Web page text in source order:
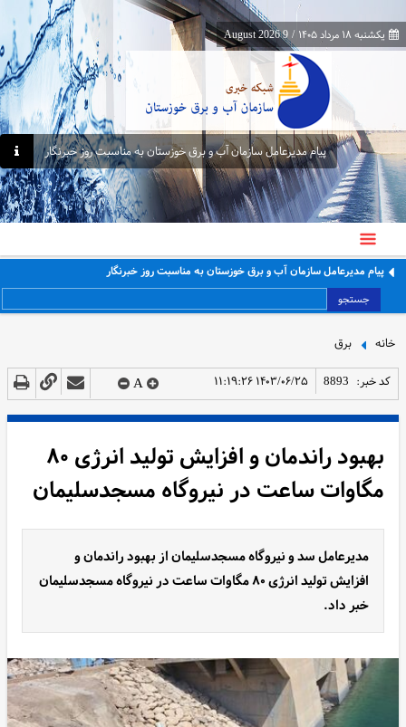
یکشنبه ۱۸ مرداد ۱۴۰۵ /
9 August 2026
پیام مدیرعامل سازمان آب و برق خوزستان به مناسبت روز خبرنگار
پیام مدیرعامل سازمان آب و برق خوزستان به مناسبت روز خبرنگار
جستجو
خانه برق
کد خبر: 8893 ۱۴۰۳/۰۶/۲۵ ۱۱:۱۹:۲۶ A
بهبود راندمان و افزایش تولید انرژی ۸۰
مگاوات ساعت در نیروگاه مسجدسلیمان
مدیرعامل سد و نیروگاه مسجدسلیمان از بهبود راندمان و
افزایش تولید انرژی ۸۰ مگاوات ساعت در نیروگاه مسجدسلیمان
خبر داد.